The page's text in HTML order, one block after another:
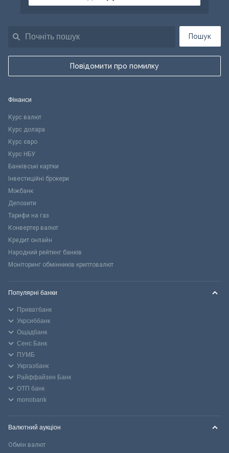
Пошук
Повідомити про помилку
Фінанси
Курс валют
Курс долара
Курс євро
Курс НБУ
Банківські картки
Інвестиційні брокери
Міжбанк
Депозити
Тарифи на газ
Конвертер валют
Кредит онлайн
Народний рейтинг банків
Моніторинг обмінників криптовалют
Популярні банки
Приватбанк
Укрсиббанк
Ощадбанк
Сенс Банк
ПУМБ
Укргазбанк
Райффайзен Банк
ОТП банк
monobank
Валютний аукціон
Обмін валют